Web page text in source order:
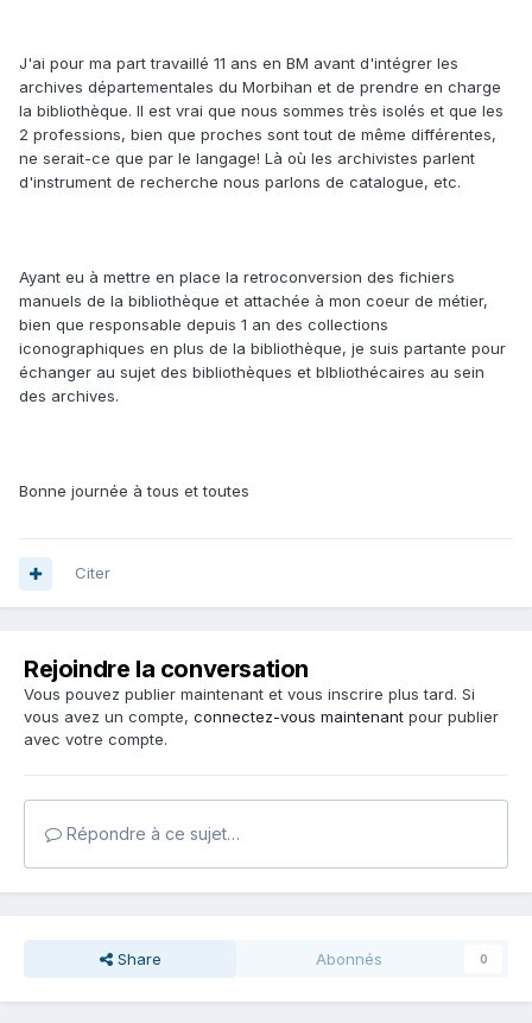
J'ai pour ma part travaillé 11 ans en BM avant d'intégrer les
archives départementales du Morbihan et de prendre en charge
la bibliothèque. Il est vrai que nous sommes très isolés et que les
2 professions, bien que proches sont tout de même différentes,
ne serait-ce que par le langage! Là où les archivistes parlent
d'instrument de recherche nous parlons de catalogue, etc.
Ayant eu à mettre en place la retroconversion des fichiers
manuels de la bibliothèque et attachée à mon coeur de métier,
bien que responsable depuis 1 an des collections
iconographiques en plus de la bibliothèque, je suis partante pour
échanger au sujet des bibliothèques et blbliothécaires au sein
des archives.
Bonne journée à tous et toutes
Citer
Rejoindre la conversation
Vous pouvez publier maintenant et vous inscrire plus tard. Si
vous avez un compte, connectez-vous maintenant pour publier
avec votre compte.
Répondre à ce sujet…
Share Abonnés 0